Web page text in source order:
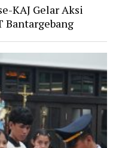
KAJ Gelar Aksi
Bantargebang